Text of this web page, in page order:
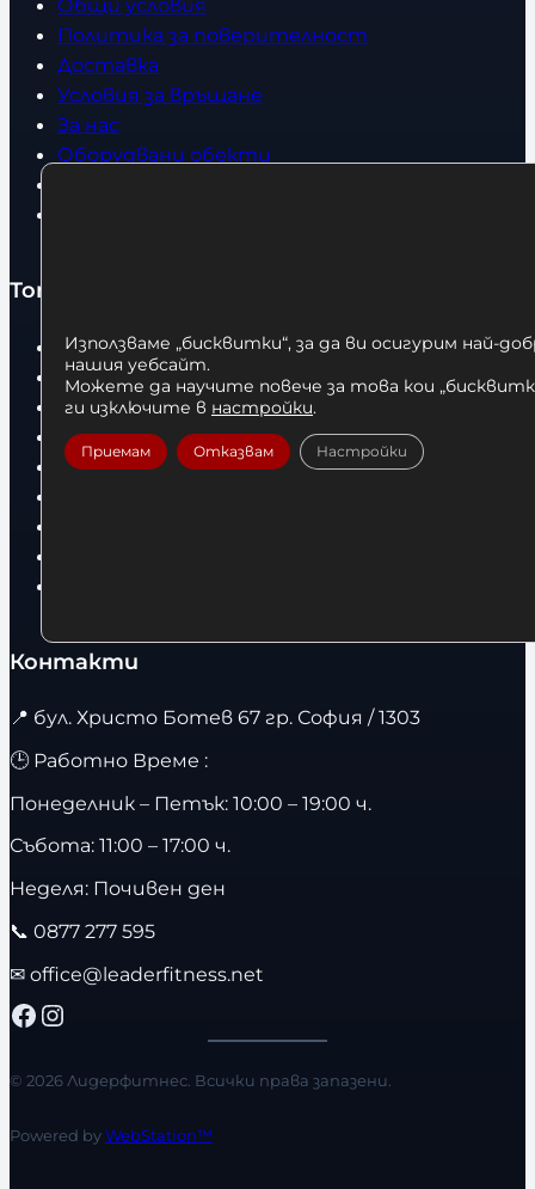
Политика за поверителност
Доставка
Условия за връщане
За нас
Оборудвани обекти
Топ категории
Бокс
Боксови чували
Боксови ръкавици
Дрехи
Детски дрехи
Контакти
📍 бул. Христо Ботев 67 гр. София / 1303
🕒 Работно Време :
Понеделник – Петък: 10:00 – 19:00 ч.
Събота: 11:00 – 17:00 ч.
Неделя: Почивен ден
📞 0877 277 595
✉ office@leaderfitness.net
Facebook Instagram
© 2026 Лидерфитнес. Всички права запазени.
Powered byWebStation™
Използваме „бисквитки“, за да ви осигурим най-
нашия уебсайт.
Можете да научите повече за това кои
ги изключите в настройки.
Приемам Отказвам Настройки